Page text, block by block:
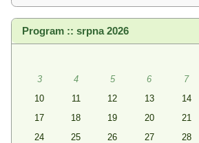
Program :: srpna 2026
3
4 5 6 7
10
11 12 13 14
17
18 19 20 21
24
25 26 27 28